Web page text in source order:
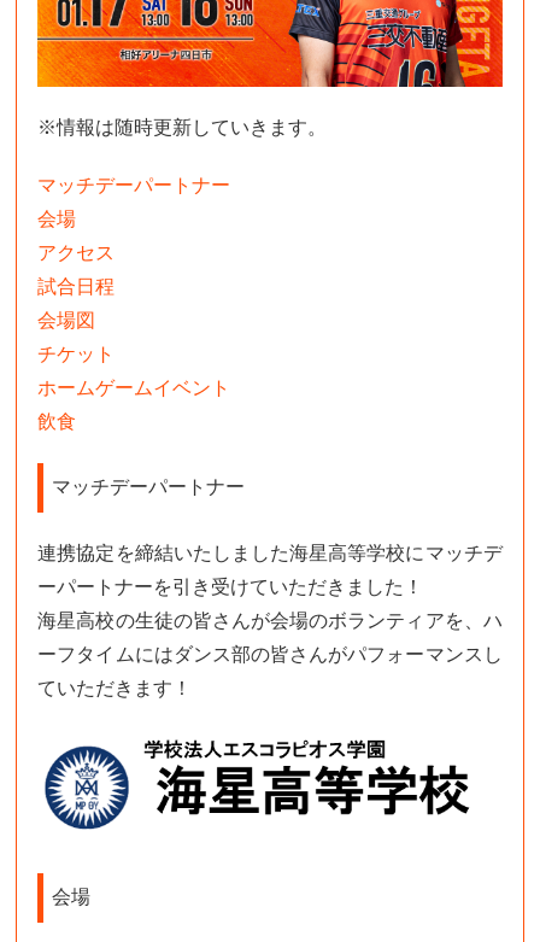
※情報は随時更新していきます。
マッチデーパートナー
会場
アクセス
試合日程
会場図
チケット
ホームゲームイベント
飲食
マッチデーパートナー
連携協定を締結いたしました海星高等学校にマッチデ
ーパートナーを引き受けていただきました！
海星高校の生徒の皆さんが会場のボランティアを、ハ
ーフタイムにはダンス部の皆さんがパフォーマンスし
ていただきます！
会場